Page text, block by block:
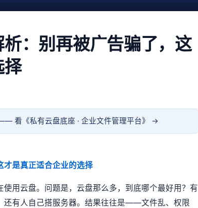
：别再被广告骗了，这
择
看《私有云盘底座 · 企业文件管理平台》 →
才是真正适合企业的选择
用云盘。问题是，云盘那么多，到底哪个最好用？有
还有人自己搭服务器。结果往往是——文件乱、权限